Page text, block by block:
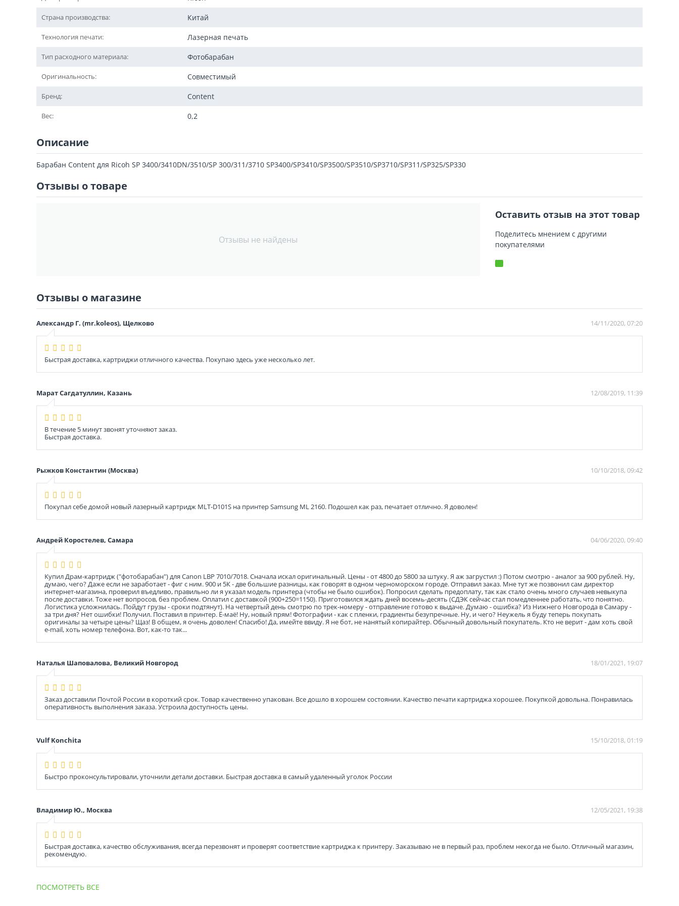
Страна производства: Китай
Технология печати: Лазерная печать
Тип расходного материала: Фотобарабан
Оригинальность: Совместимый
Бренд: Content
Вес: 0,2
Описание
Барабан Content для Ricoh SP 3400/3410DN/3510/SP 300/311/3710 SP3400/SP3410/SP3500/SP3510/SP3710/SP311/SP325/SP330
Отзывы о товаре
Отзывы не найдены
Оставить отзыв на этот товар
Поделитесь мнением с другими
покупателями
Отзывы о магазине
Александр Г. (mr.koleos), Щелково 14/11/2020, 07:20
Быстрая доставка, картриджи отличного качества. Покупаю здесь уже несколько лет.
Марат Сагдатуллин, Казань 12/08/2019, 11:39
В течение 5 минут звонят уточняют заказ.
Быстрая доставка.
Рыжков Константин (Москва) 10/10/2018, 09:42
Покупал себе домой новый лазерный картридж MLT-D101S на принтер Sаmsung ML 2160. Подошел как раз, печатает отлично. Я доволен!
Андрей Коростелев, Самара 04/06/2020, 09:40
Купил Драм-картридж ("фотобарабан") для Canon LBP 7010/7018. Сначала искал оригинальный. Цены - от 4800 до 5800 за штуку. Я аж загрустил :) Потом смотрю - аналог за 900 рублей. Ну,
думаю, чего? Даже если не заработает - фиг с ним. 900 и 5К - две большие разницы, как говорят в одном черноморском городе. Отправил заказ. Мне тут же позвонил сам директор
интернет-магазина, проверил въедливо, правильно ли я указал модель принтера (чтобы не было ошибок). Попросил сделать предоплату, так как стало очень много случаев невыкупа
после доставки. Тоже нет вопросов, без проблем. Оплатил с доставкой (900+250=1150). Приготовился ждать дней восемь-десять (СДЭК сейчас стал помедленнее работать, что понятно.
Логистика усложнилась. Пойдут грузы - сроки подтянут). На четвертый день смотрю по трек-номеру - отправление готово к выдаче. Думаю - ошибка? Из Нижнего Новгорода в Самару -
за три дня? Нет ошибки! Получил. Поставил в принтер. Ё-маё! Ну, новый прям! Фотографии - как с пленки, градиенты безупречные. Ну, и чего? Неужель я буду теперь покупать
оригиналы за четыре цены? Щаз! В общем, я очень доволен! Спасибо! Да, имейте ввиду. Я не бот, не нанятый копирайтер. Обычный довольный покупатель. Кто не верит - дам хоть свой
e-mail, хоть номер телефона. Вот, как-то так...
Наталья Шаповалова, Великий Новгород 18/01/2021, 19:07
Заказ доставили Почтой России в короткий срок. Товар качественно упакован. Все дошло в хорошем состоянии. Качество печати картриджа хорошее. Покупкой довольна. Понравилась
оперативность выполнения заказа. Устроила доступность цены.
Vulf Konchita 15/10/2018, 01:19
Быстро проконсультировали, уточнили детали доставки. Быстрая доставка в самый удаленный уголок России
Владимир Ю., Москва 12/05/2021, 19:38
Быстрая доставка, качество обслуживания, всегда перезвонят и проверят соответствие картриджа к принтеру. Заказываю не в первый раз, проблем некогда не было. Отличный магазин,
рекомендую.
ПОСМОТРЕТЬ ВСЕ